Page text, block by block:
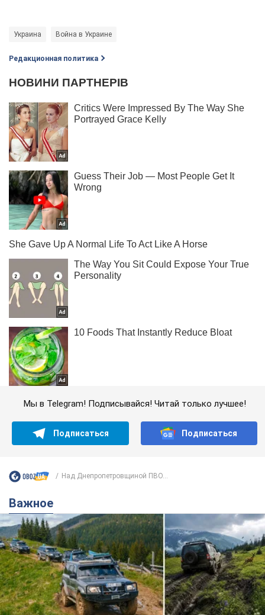
Украина Война в Украине
Редакционная политика
Мы в Telegram! Подписывайся! Читай только лучшее!
Подписаться Подписаться
Над Днепропетровщиной ПВО...
Важное